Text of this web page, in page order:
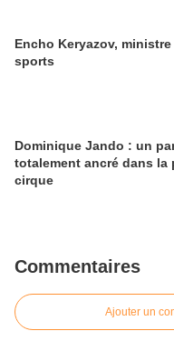
Encho Keryazov,
sports
Dominique Jando : un
totalement ancré dans la
cirque
Commentaires
Ajouter un